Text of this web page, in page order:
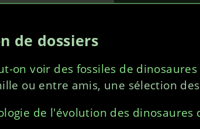
de dossiers
on voir des fossiles de dinosaures
ou entre amis, une sélection
de l'évolution des dinosaures